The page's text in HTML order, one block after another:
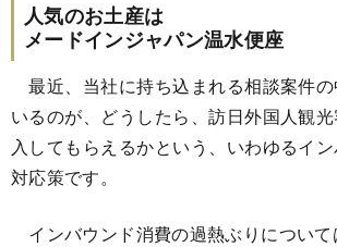
人気のお土産は
メードインジャパン温水便座
最近、当社に持ち込まれる相談案件
いるのが、どうしたら、訪日外国人観
入してもらえるかという、いわゆるイ
対応策です。
インバウンド消費の過熱ぶりについて